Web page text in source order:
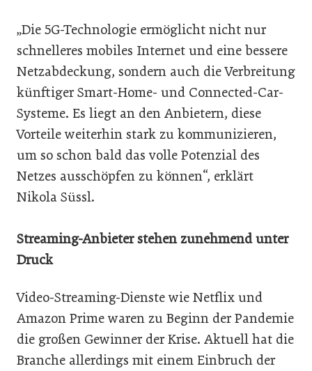
„Die 5G-Technologie ermöglicht nicht nur
schnelleres mobiles Internet und eine bessere
Netzabdeckung, sondern auch die Verbreitung
künftiger Smart-Home- und Connected-Car-
Systeme. Es liegt an den Anbietern, diese
Vorteile weiterhin stark zu kommunizieren,
um so schon bald das volle Potenzial des
Netzes ausschöpfen zu können“, erklärt
Nikola Süssl.
Streaming-Anbieter stehen zunehmend unter
Druck
Video-Streaming-Dienste wie Netflix und
Amazon Prime waren zu Beginn der Pandemie
die großen Gewinner der Krise. Aktuell hat die
Branche allerdings mit einem Einbruch der